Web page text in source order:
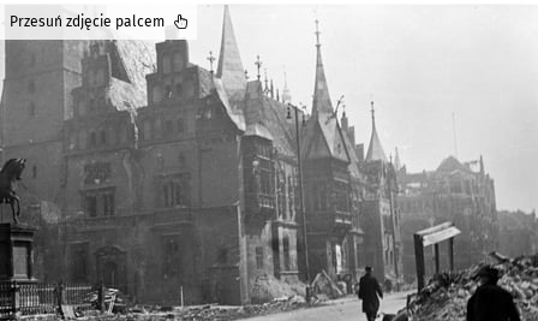
Przesuń zdjęcie palcem